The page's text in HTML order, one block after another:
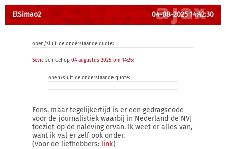
ElSimao2 04-08-2025 14:42:30
open/sluit de onderstaande quote:
Sevic schreef op 04 augustus 2025 om 14:26:
open/sluit de onderstaande quote:
Eens, maar tegelijkertijd is er een gedragscode
voor de journalistiek waarbij in Nederland de NVJ
toeziet op de naleving ervan. Ik weet er alles van,
want ik val er zelf ook onder.
(voor de liefhebbers: link)